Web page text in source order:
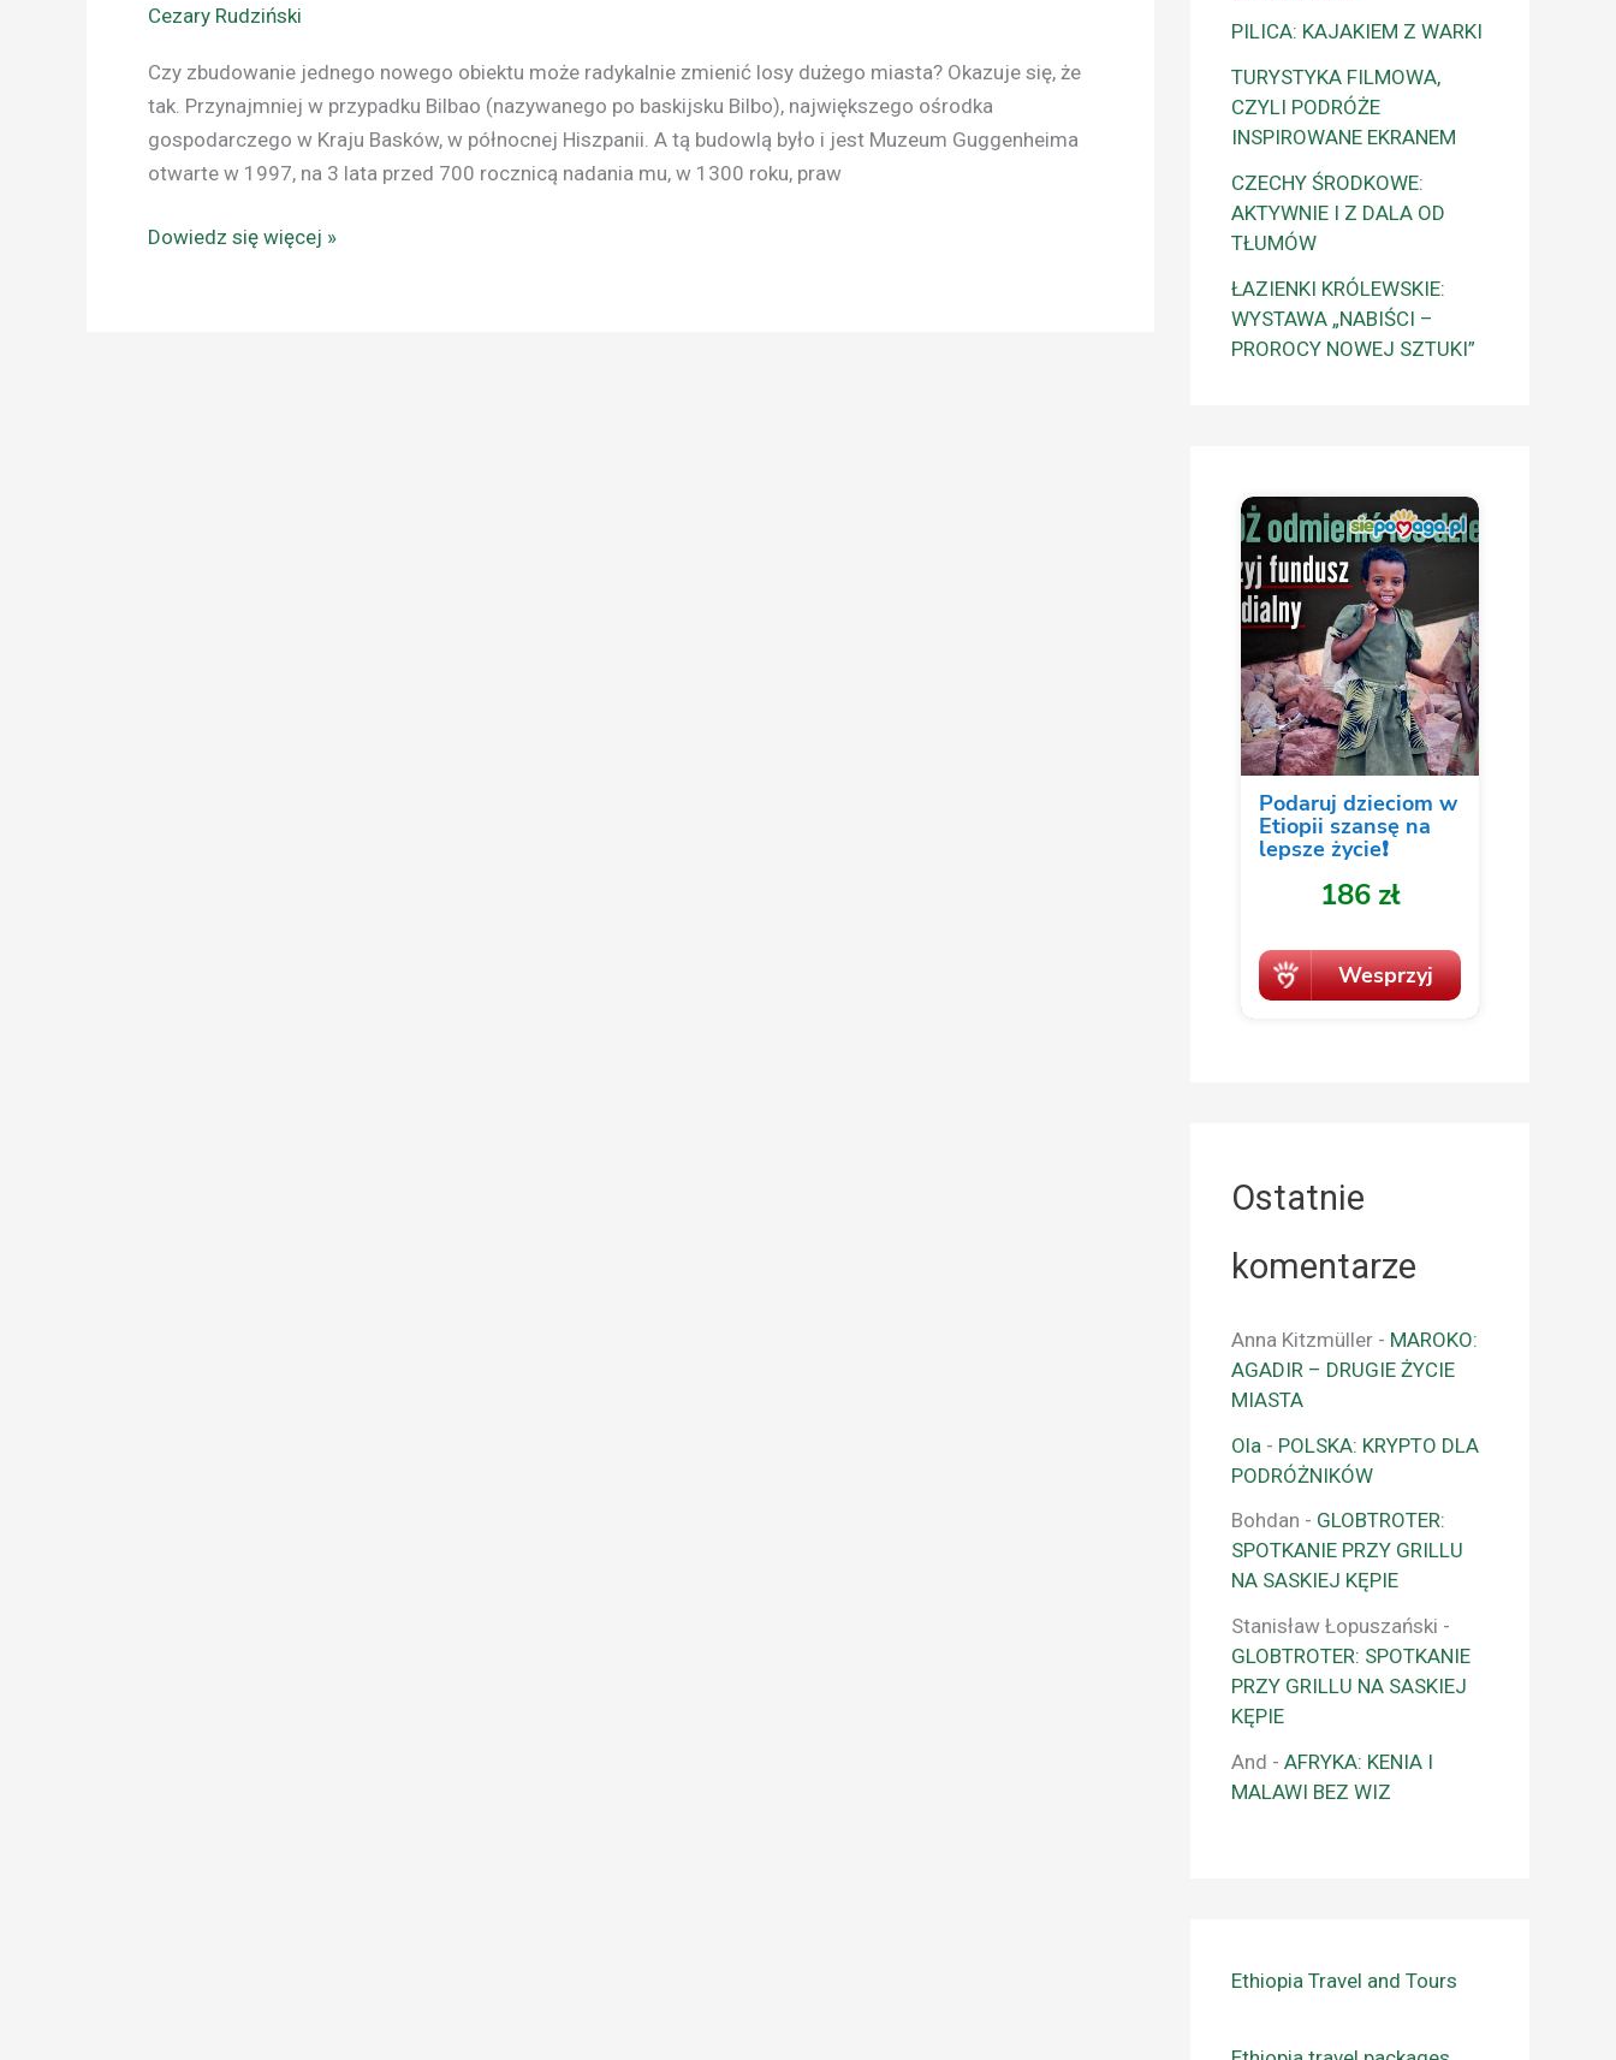
Cezary Rudziński
Czy zbudowanie jednego nowego obiektu może radykalnie zmienić losy dużego miasta? Okazuje się, że
tak. Przynajmniej w przypadku Bilbao (nazywanego po baskijsku Bilbo), największego ośrodka
gospodarczego w Kraju Basków, w północnej Hiszpanii. A tą budowlą było i jest Muzeum Guggenheima
otwarte w 1997, na 3 lata przed 700 rocznicą nadania mu, w 1300 roku, praw
Dowiedz się więcej »
PILICA: KAJAKIEM Z WARKI
TURYSTYKA FILMOWA,
CZYLI PODRÓŻE
INSPIROWANE EKRANEM
CZECHY ŚRODKOWE:
AKTYWNIE I Z DALA OD
TŁUMÓW
ŁAZIENKI KRÓLEWSKIE:
WYSTAWA „NABIŚCI –
PROROCY NOWEJ SZTUKI”
Ostatnie
komentarze
Anna Kitzmüller - MAROKO:
AGADIR – DRUGIE ŻYCIE
MIASTA
Ola - POLSKA: KRYPTO DLA
PODRÓŻNIKÓW
Bohdan - GLOBTROTER:
SPOTKANIE PRZY GRILLU
NA SASKIEJ KĘPIE
Stanisław Łopuszański -
GLOBTROTER: SPOTKANIE
PRZY GRILLU NA SASKIEJ
KĘPIE
And - AFRYKA: KENIA I
MALAWI BEZ WIZ
Ethiopia Travel and Tours